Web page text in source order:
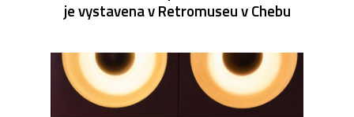
je vystavena v Retromuseu v Chebu